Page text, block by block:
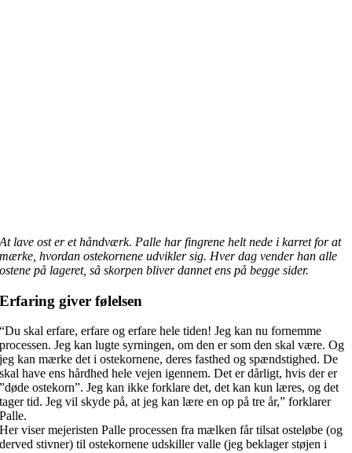
At lave ost er et håndværk. Palle har fingrene helt nede i karret for at
mærke, hvordan ostekornene udvikler sig. Hver dag vender han alle
ostene på lageret, så skorpen bliver dannet ens på begge sider.
Erfaring giver følelsen
“Du skal erfare, erfare og erfare hele tiden! Jeg kan nu fornemme
processen. Jeg kan lugte syrningen, om den er som den skal være. Og
jeg kan mærke det i ostekornene, deres fasthed og spændstighed. De
skal have ens hårdhed hele vejen igennem. Det er dårligt, hvis der er
”døde ostekorn”. Jeg kan ikke forklare det, det kan kun læres, og det
tager tid. Jeg vil skyde på, at jeg kan lære en op på tre år,” forklarer
Palle.
Her viser mejeristen Palle processen fra mælken får tilsat osteløbe (og
derved stivner) til ostekornene udskiller valle (jeg beklager støjen i